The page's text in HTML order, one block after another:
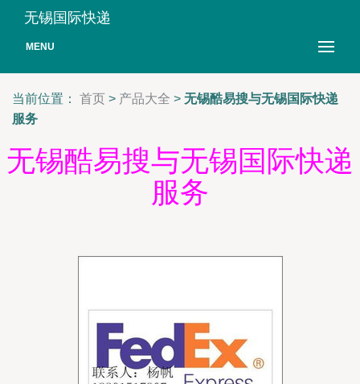
无锡国际快递
MENU
当前位置： 首页 > 产品大全 > 无锡酷易搜与无锡国际快递
服务
无锡酷易搜与无锡国际快递
服务